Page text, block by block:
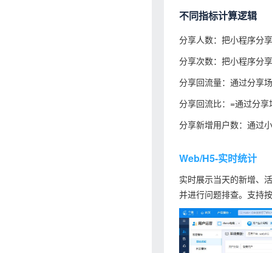
不同指标计算逻辑
分享人数：把小程序分
分享次数：把小程序分
分享回流量：通过分享
分享回流比：=通过分
分享新增用户数：通过
Web/H5-实时统计
实时展示当天的新增、
并进行问题排查。支持